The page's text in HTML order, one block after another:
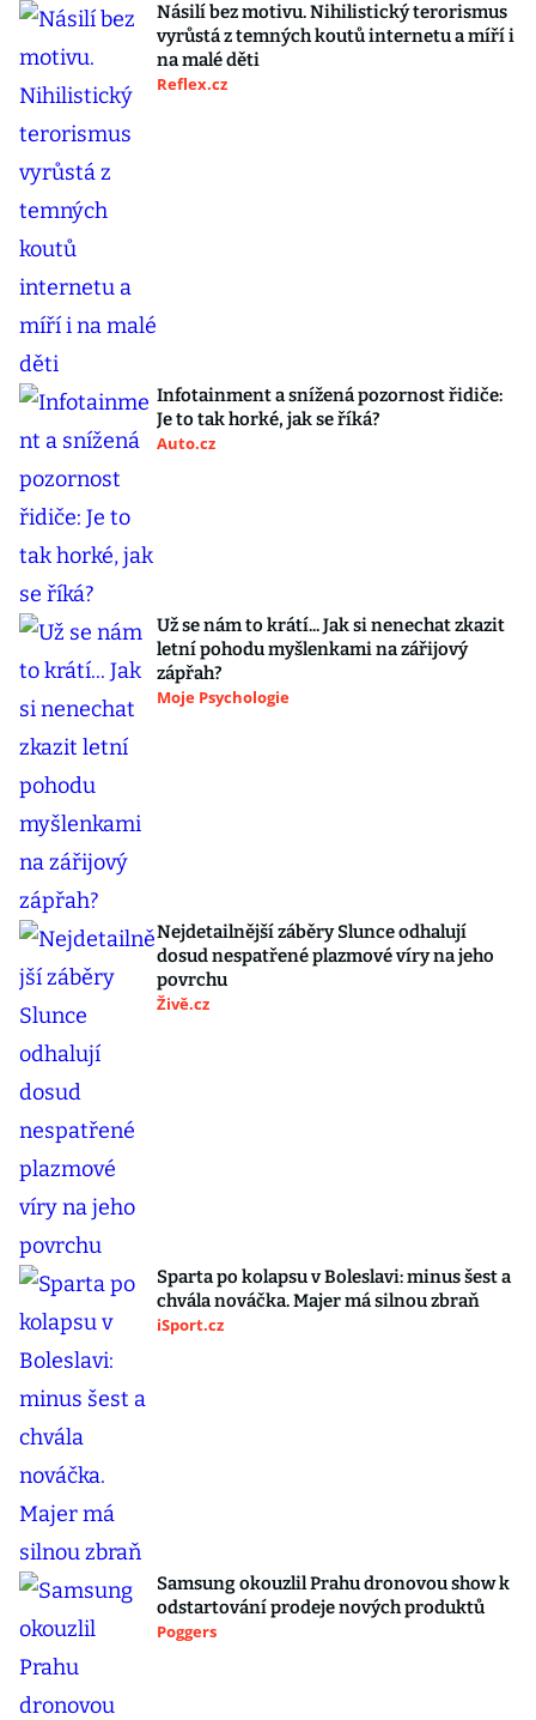
Násilí bez motivu. Nihilistický terorismus
vyrůstá z temných koutů internetu a míří i
na malé děti
Reflex.cz
Infotainment a snížená pozornost řidiče:
Je to tak horké, jak se říká?
Auto.cz
Už se nám to krátí... Jak si nenechat zkazit
letní pohodu myšlenkami na zářijový
zápřah?
Moje Psychologie
Nejdetailnější záběry Slunce odhalují
dosud nespatřené plazmové víry na jeho
povrchu
Živě.cz
Sparta po kolapsu v Boleslavi: minus šest a
chvála nováčka. Majer má silnou zbraň
iSport.cz
Samsung okouzlil Prahu dronovou show k
odstartování prodeje nových produktů
Poggers